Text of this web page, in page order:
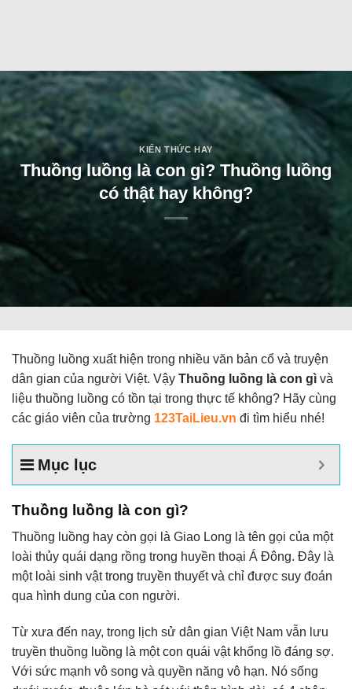
KIẾN THỨC HAY
Thuồng luồng là con gì? Thuồng luồng
có thật hay không?
Thuồng luồng xuất hiện trong nhiều văn bản cổ và truyện
dân gian của người Việt. Vậy Thuồng luồng là con gì và
liệu thuồng luồng có tồn tại trong thực tế không? Hãy cùng
các giáo viên của trường 123TaiLieu.vn đi tìm hiểu nhé!
Mục lục
Thuồng luồng là con gì?
Thuồng luồng hay còn gọi là Giao Long là tên gọi của một
loài thủy quái dạng rồng trong huyền thoại Á Đông. Đây là
một loài sinh vật trong truyền thuyết và chỉ được suy đoán
qua hình dung của con người.
Từ xưa đến nay, trong lịch sử dân gian Việt Nam vẫn lưu
truyền thuồng luồng là một con quái vật khổng lồ đáng sợ.
Với sức mạnh vô song và quyền năng vô hạn. Nó sống